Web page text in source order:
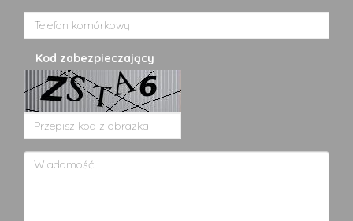
Kod zabezpieczający